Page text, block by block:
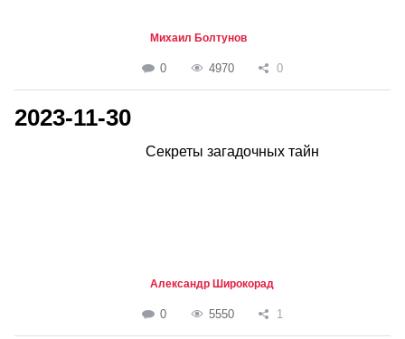
Михаил Болтунов
0 4970 0
2023-11-30
Секреты загадочных тайн
Александр Широкорад
0 5550 1